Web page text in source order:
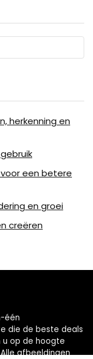
herkenning en
een betere
en groei
creëren
één
die de beste deals
u op de hoogte
afbeeldingen